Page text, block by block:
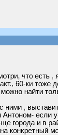
что есть
60-ки тоже
найти
,
если
города и в
конкретный